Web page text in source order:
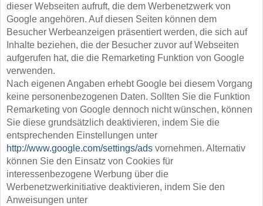
dieser Webseiten aufruft, die dem Werbenetzwerk von
Google angehören. Auf diesen Seiten können dem
Besucher Werbeanzeigen präsentiert werden, die sich auf
Inhalte beziehen, die der Besucher zuvor auf Webseiten
aufgerufen hat, die die Remarketing Funktion von Google
verwenden.
Nach eigenen Angaben erhebt Google bei diesem Vorgang
keine personenbezogenen Daten. Sollten Sie die Funktion
Remarketing von Google dennoch nicht wünschen, können
Sie diese grundsätzlich deaktivieren, indem Sie die
entsprechenden Einstellungen unter
http://www.google.com/settings/ads vornehmen. Alternativ
können Sie den Einsatz von Cookies für
interessenbezogene Werbung über die
Werbenetzwerkinitiative deaktivieren, indem Sie den
Anweisungen unter